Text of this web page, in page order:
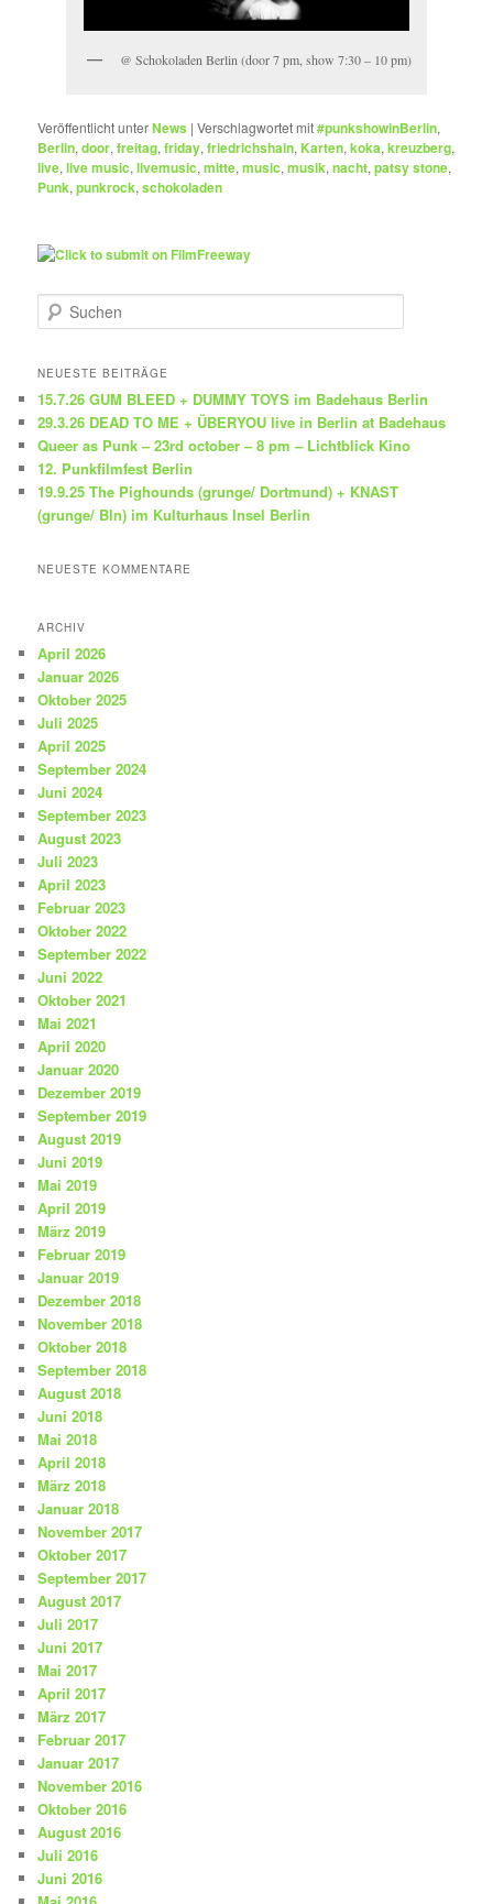
@ Schokoladen Berlin (door 7 pm, show 7:30 – 10 pm)
Veröffentlicht unterNews |Verschlagwortet mit#punkshowinBerlin,
Berlin,door,freitag,friday,friedrichshain, Karten,koka,kreuzberg,
live,live music,livemusic,mitte,music,musik,nacht,patsy stone,
Punk,punkrock,schokoladen
u
h
n
NEUESTE BEITRÄGE
15.7.26 GUM BLEED + DUMMY TOYS im Badehaus Berlin
29.3.26 DEAD TO ME + ÜBERYOU live in Berlin at Badehaus
Queer as Punk – 23rd october – 8 pm – Lichtblick Kino
12. Punkfilmfest Berlin
19.9.25 The Pighounds (grunge/ Dortmund) + KNAST
(grunge/ Bln) im Kulturhaus Insel Berlin
NEUESTE KOMMENTARE
ARCHIV
April 2026
Januar 2026
Oktober 2025
Juli 2025
April 2025
September 2024
Juni 2024
September 2023
August 2023
Juli 2023
April 2023
Februar 2023
Oktober 2022
September 2022
Juni 2022
Oktober 2021
Mai 2021
April 2020
Januar 2020
Dezember 2019
September 2019
August 2019
Juni 2019
Mai 2019
April 2019
März 2019
Februar 2019
Januar 2019
Dezember 2018
November 2018
Oktober 2018
September 2018
August 2018
Juni 2018
Mai 2018
April 2018
März 2018
Januar 2018
November 2017
Oktober 2017
September 2017
August 2017
Juli 2017
Juni 2017
Mai 2017
April 2017
März 2017
Februar 2017
Januar 2017
November 2016
Oktober 2016
August 2016
Juli 2016
Juni 2016